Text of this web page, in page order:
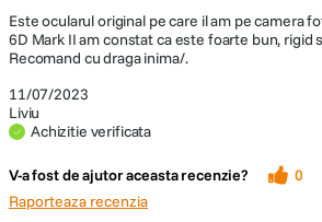
11/07/2023
Liviu
Achizitie verificata
Este ocularul original pe care il am pe camera
6D Mark II am constat ca este foarte bun, rigid
Recomand cu draga inima/.
V-a fost de ajutor aceasta recenzie? 0
Raporteaza recenzia